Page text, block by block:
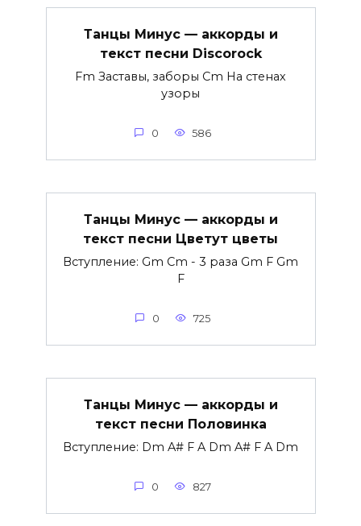
Танцы Минус — аккорды и
текст песни Discorock
Fm Заставы, заборы Cm На стенах
узоры
0 586
Танцы Минус — аккорды и
текст песни Цветут цветы
Вступление: Gm Cm - 3 раза Gm F Gm
F
0 725
Танцы Минус — аккорды и
текст песни Половинка
Вступление: Dm A# F A Dm A# F A Dm
0 827